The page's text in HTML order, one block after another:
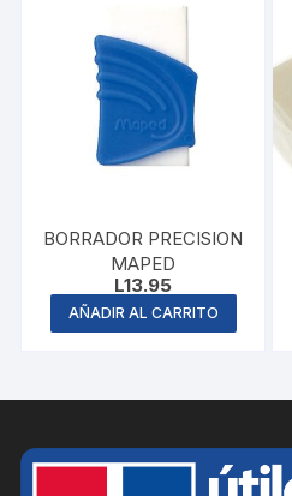
BORRADOR PRECISION
MAPED
L13.95
AÑADIR AL CARRITO